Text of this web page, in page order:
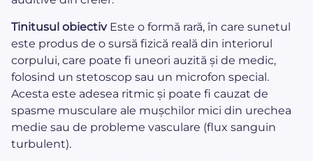
Tinitusul obiectivEste o formă rară, în care sunetul
este produs de o sursă fizică reală din interiorul
corpului, care poate fi uneori auzită și de medic,
folosind un stetoscop sau un microfon special.
Acesta este adesea ritmic și poate fi cauzat de
spasme musculare ale mușchilor mici din urechea
medie sau de probleme vasculare (flux sanguin
turbulent).